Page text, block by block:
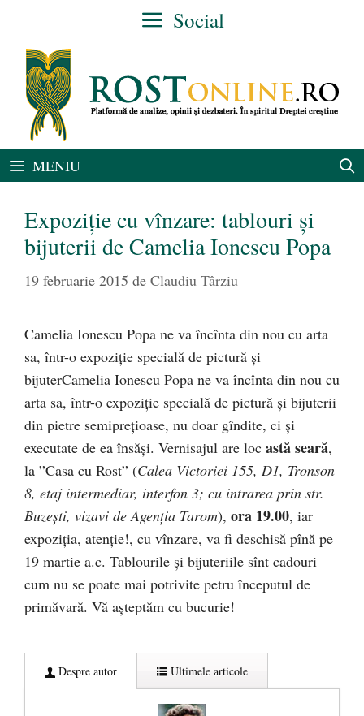
conținut
Social
MENIU
Expoziție cu vînzare: tablouri și
bijuterii de Camelia Ionescu Popa
19 februarie 2015 de Claudiu Târziu
Camelia Ionescu Popa ne va încînta din nou cu arta
sa, într-o expoziție specială de pictură și
bijuterCamelia Ionescu Popa ne va încînta din nou cu
arta sa, într-o expoziție specială de pictură și bijuterii
din pietre semiprețioase, nu doar gîndite, ci și
executate de ea însăși. Vernisajul are loc astă seară,
la ”Casa cu Rost” (Calea Victoriei 155, D1, Tronson
8, etaj intermediar, interfon 3; cu intrarea prin str.
Buzești, vizavi de Agenția Tarom), ora 19.00, iar
expoziția, atenție!, cu vînzare, va fi deschisă pînă pe
19 martie a.c. Tablourile și bijuteriile sînt cadouri
cum nu se poate mai potrivite petru începutul de
primăvară. Vă așteptăm cu bucurie!
Despre autor Ultimele articole